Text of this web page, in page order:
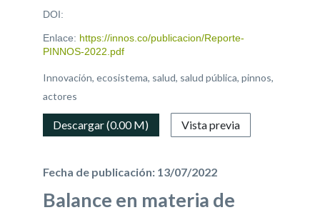
DOI:
Enlace: https://innos.co/publicacion/Reporte-
PINNOS-2022.pdf
Innovación, ecosistema, salud, salud pública, pinnos,
actores
Descargar (0.00 M) Vista previa
Fecha de publicación: 13/07/2022
Balance en materia de